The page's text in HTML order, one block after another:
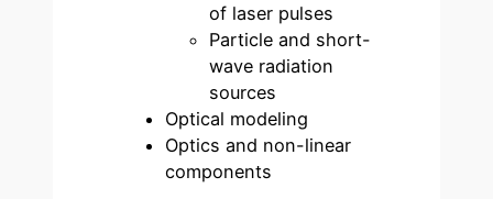
of laser pulses
Particle and short-
wave radiation
sources
Optical modeling
Optics and non-linear
components